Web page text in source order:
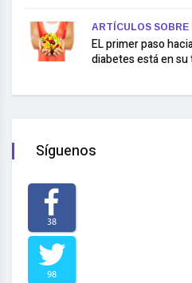
ARTÍCULOS SOBRE
EL primer paso
diabetes está en
Síguenos
38
98